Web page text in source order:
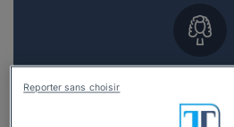
Vous souhaitez un RDV
avocat ?
Reporter sans choisir